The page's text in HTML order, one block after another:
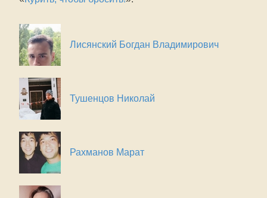
Лисянский Богдан Владимирович
Тушенцов Николай
Рахманов Марат